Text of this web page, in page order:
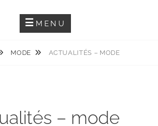
PHOTOGRAPHIES
MENU
MODE ACTUALITÉS – MODE
– mode